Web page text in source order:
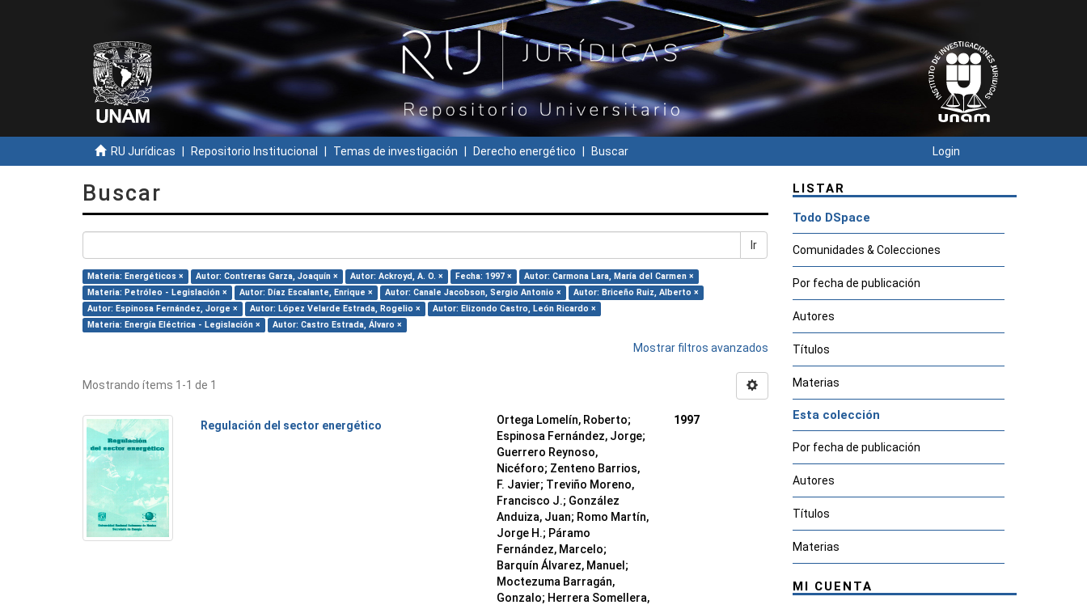
RU Jurídicas Repositorio Institucional Temas de investigación Derecho energético Buscar Login
Buscar
Ir
Materia: Energéticos × Autor: Contreras Garza, Joaquín × Autor: Ackroyd, A. O. × Fecha: 1997 ×
Autor: Carmona Lara, María del Carmen ×
Materia: Petróleo - Legislación ×
Autor: Díaz Escalante, Enrique × Autor: Canale Jacobson, Sergio Antonio ×
Autor: Briceño Ruiz, Alberto ×
Autor: Espinosa Fernández, Jorge ×
Autor: López Velarde Estrada, Rogelio ×
Autor: Elizondo Castro, León Ricardo ×
Materia: Energía Eléctrica - Legislación ×
Autor: Castro Estrada, Álvaro ×
Mostrar filtros avanzados
Mostrando ítems 1-1 de 1
Regulación del sector energético
Ortega Lomelín, Roberto;
Espinosa Fernández, Jorge;
Guerrero Reynoso,
Nicéforo; Zenteno Barrios,
F. Javier; Treviño Moreno,
Francisco J.; González
Anduiza, Juan; Romo Martín,
Jorge H.; Páramo
Fernández, Marcelo;
Barquín Álvarez, Manuel;
Moctezuma Barragán,
Gonzalo; Herrera Somellera,
1997
LISTAR
Todo DSpace
Comunidades & Colecciones
Por fecha de publicación
Autores
Títulos
Materias
Esta colección
Por fecha de publicación
Autores
Títulos
Materias
MI CUENTA